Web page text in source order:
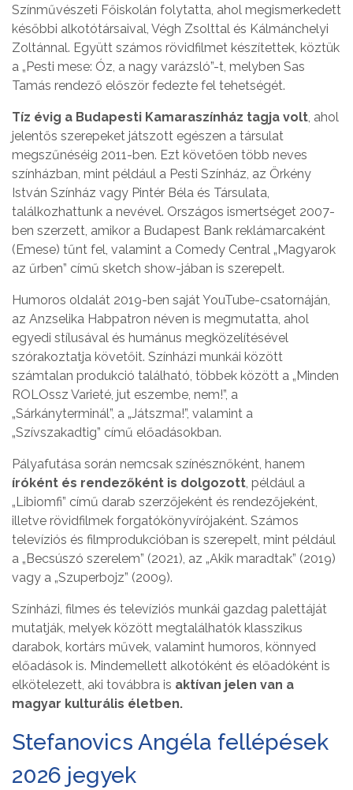
Színművészeti Főiskolán folytatta, ahol megismerkedett
későbbi alkotótársaival, Végh Zsolttal és Kálmánchelyi
Zoltánnal. Együtt számos rövidfilmet készítettek, köztük
a „Pesti mese: Óz, a nagy varázsló”-t, melyben Sas
Tamás rendező először fedezte fel tehetségét.
Tíz évig a Budapesti Kamaraszínház tagja volt, ahol
jelentős szerepeket játszott egészen a társulat
megszűnéséig 2011-ben. Ezt követően több neves
színházban, mint például a Pesti Színház, az Örkény
István Színház vagy Pintér Béla és Társulata,
találkozhattunk a nevével. Országos ismertséget 2007-
ben szerzett, amikor a Budapest Bank reklámarcaként
(Emese) tűnt fel, valamint a Comedy Central „Magyarok
az űrben” című sketch show-jában is szerepelt.
Humoros oldalát 2019-ben saját YouTube-csatornáján,
az Anzselika Habpatron néven is megmutatta, ahol
egyedi stílusával és humánus megközelítésével
szórakoztatja követőit. Színházi munkái között
számtalan produkció található, többek között a „Minden
ROLOssz Varieté, jut eszembe, nem!”, a
„Sárkányterminál”, a „Játszma!”, valamint a
„Szívszakadtig” című előadásokban.
Pályafutása során nemcsak színésznőként, hanem
íróként és rendezőként is dolgozott, például a
„Libiomfi” című darab szerzőjeként és rendezőjeként,
illetve rövidfilmek forgatókönyvírójaként. Számos
televíziós és filmprodukcióban is szerepelt, mint például
a „Becsúszó szerelem” (2021), az „Akik maradtak” (2019)
vagy a „Szuperbojz” (2009).
Színházi, filmes és televíziós munkái gazdag palettáját
mutatják, melyek között megtalálhatók klasszikus
darabok, kortárs művek, valamint humoros, könnyed
előadások is. Mindemellett alkotóként és előadóként is
elkötelezett, aki továbbra is aktívan jelen van a
magyar kulturális életben.
Stefanovics Angéla fellépések
2026 jegyek